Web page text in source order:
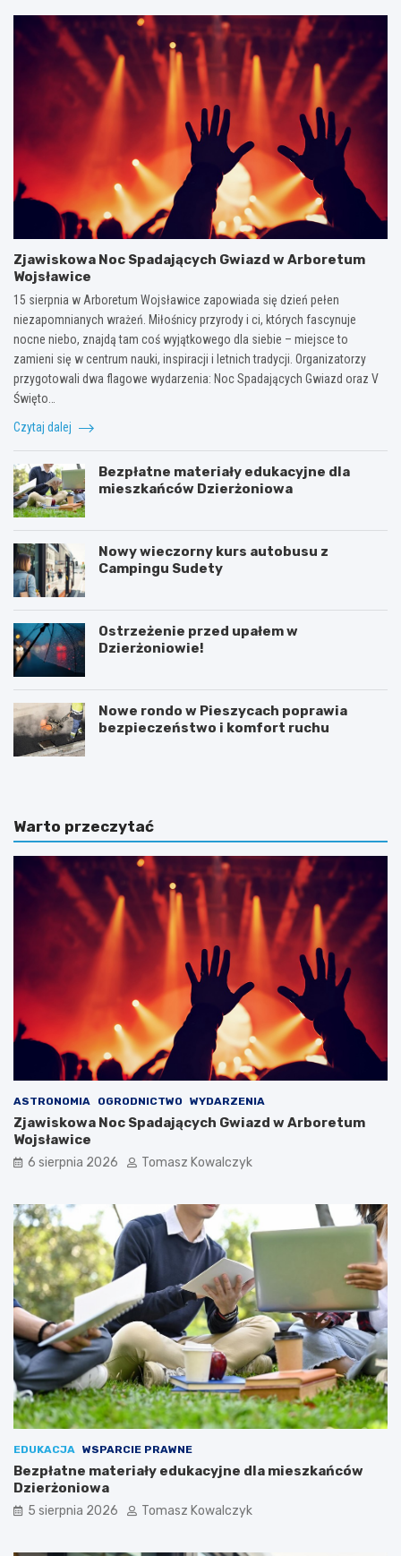
Zjawiskowa Noc Spadających Gwiazd w Arboretum
Wojsławice
15 sierpnia w Arboretum Wojsławice zapowiada się dzień pełen
niezapomnianych wrażeń. Miłośnicy przyrody i ci, których fascynuje
nocne niebo, znajdą tam coś wyjątkowego dla siebie – miejsce to
zamieni się w centrum nauki, inspiracji i letnich tradycji. Organizatorzy
przygotowali dwa flagowe wydarzenia: Noc Spadających Gwiazd oraz V
Święto…
Czytaj dalej
Bezpłatne materiały edukacyjne dla
mieszkańców Dzierżoniowa
Nowy wieczorny kurs autobusu z
Campingu Sudety
Ostrzeżenie przed upałem w
Dzierżoniowie!
Nowe rondo w Pieszycach poprawia
bezpieczeństwo i komfort ruchu
Warto przeczytać
ASTRONOMIA OGRODNICTWO WYDARZENIA
Zjawiskowa Noc Spadających Gwiazd w Arboretum
Wojsławice
6 sierpnia 2026 Tomasz Kowalczyk
EDUKACJA WSPARCIE PRAWNE
Bezpłatne materiały edukacyjne dla mieszkańców
Dzierżoniowa
5 sierpnia 2026 Tomasz Kowalczyk